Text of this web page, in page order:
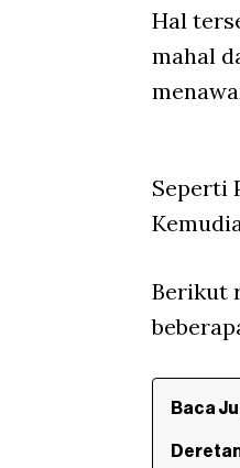
Hal
mahal
Seperti
Berikut
Baca